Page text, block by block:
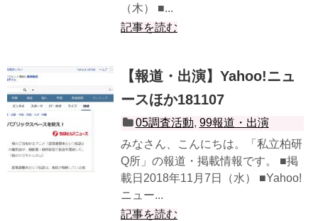
（木） ■...
記事を読む
【報道・出演】Yahoo!ニュ
ースほか181107
05調査活動, 99報道・出演
みなさん、こんにちは。「私立柏研
Q所」の報道・掲載情報です。 ■掲
載日2018年11月7日（水） ■Yahoo!
ニュー...
記事を読む